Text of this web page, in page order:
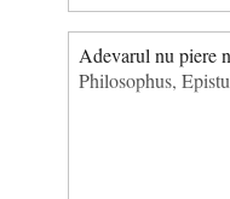
Adevarul nu piere
Philosophus,